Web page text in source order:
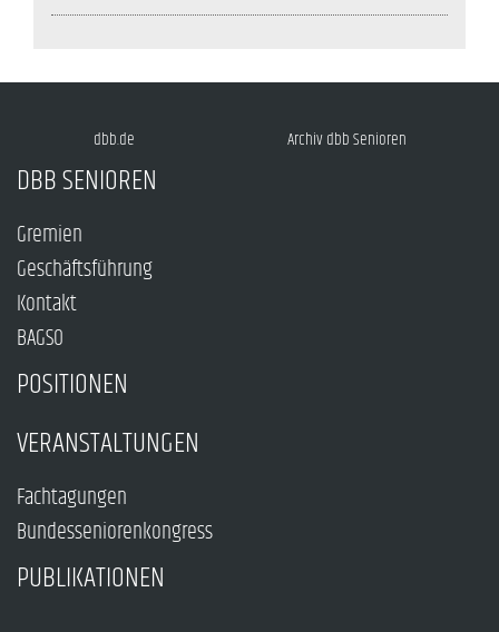
dbb.de Archiv dbb Senioren
DBB SENIOREN
Gremien
Geschäftsführung
Kontakt
BAGSO
POSITIONEN
VERANSTALTUNGEN
Fachtagungen
Bundesseniorenkongress
PUBLIKATIONEN